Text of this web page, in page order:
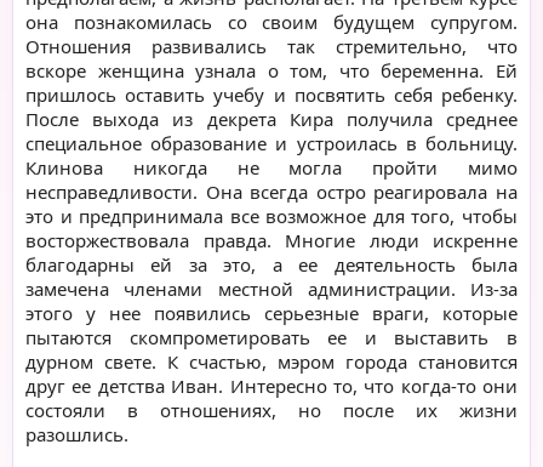
она познакомилась со своим будущем супругом.
Отношения развивались так стремительно, что
вскоре женщина узнала о том, что беременна. Ей
пришлось оставить учебу и посвятить себя ребенку.
После выхода из декрета Кира получила среднее
специальное образование и устроилась в больницу.
Клинова никогда не могла пройти мимо
несправедливости. Она всегда остро реагировала на
это и предпринимала все возможное для того, чтобы
восторжествовала правда. Многие люди искренне
благодарны ей за это, а ее деятельность была
замечена членами местной администрации. Из-за
этого у нее появились серьезные враги, которые
пытаются скомпрометировать ее и выставить в
дурном свете. К счастью, мэром города становится
друг ее детства Иван. Интересно то, что когда-то они
состояли в отношениях, но после их жизни
разошлись.